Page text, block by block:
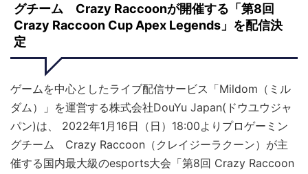
グチーム Crazy Raccoonが開催する「第8回
Crazy Raccoon Cup Apex Legends」を配信決
定
ゲームを中心としたライブ配信サービス「Mildom（ミル
ダム）」を運営する株式会社DouYu Japan(ドウユウジャ
パン)は、 2022年1月16日（日）18:00よりプロゲーミン
グチーム Crazy Raccoon（クレイジーラクーン）が主
催する国内最大級のesports大会「第8回 Crazy Raccoon